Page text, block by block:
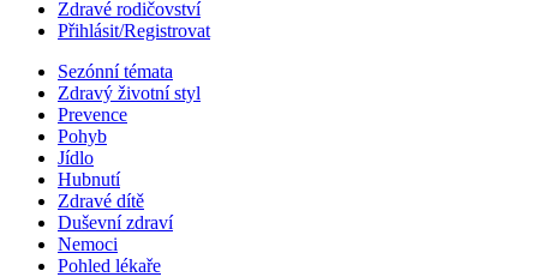
Zdravé rodičovství
Přihlásit/Registrovat
Sezónní témata
Zdravý životní styl
Prevence
Pohyb
Jídlo
Hubnutí
Zdravé dítě
Duševní zdraví
Nemoci
Pohled lékaře